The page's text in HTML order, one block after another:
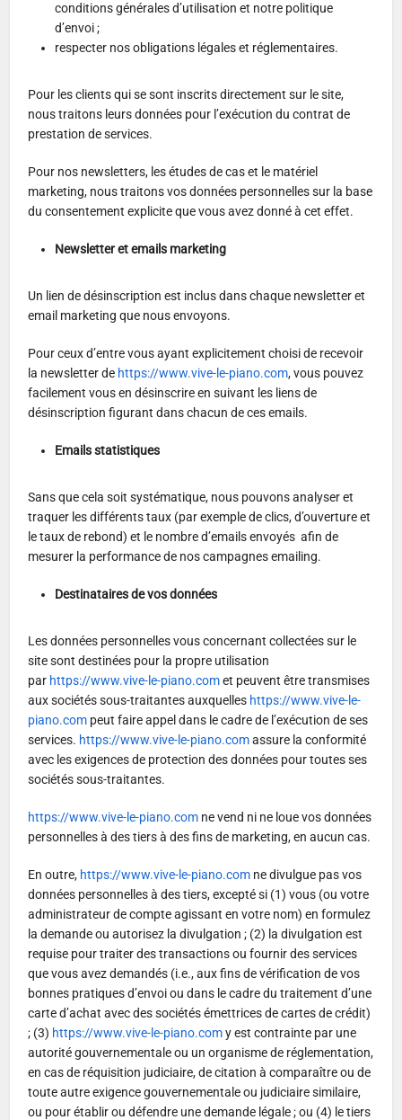
conditions générales d’utilisation et notre politique
d’envoi ;
respecter nos obligations légales et réglementaires.
Pour les clients qui se sont inscrits directement sur le site,
nous traitons leurs données pour l’exécution du contrat de
prestation de services.
Pour nos newsletters, les études de cas et le matériel
marketing, nous traitons vos données personnelles sur la base
du consentement explicite que vous avez donné à cet effet.
Newsletter et emails marketing
Un lien de désinscription est inclus dans chaque newsletter et
email marketing que nous envoyons.
Pour ceux d’entre vous ayant explicitement choisi de recevoir
la newsletter de https://www.vive-le-piano.com, vous pouvez
facilement vous en désinscrire en suivant les liens de
désinscription figurant dans chacun de ces emails.
Emails statistiques
Sans que cela soit systématique, nous pouvons analyser et
traquer les différents taux (par exemple de clics, d’ouverture et
le taux de rebond) et le nombre d’emails envoyés afin de
mesurer la performance de nos campagnes emailing.
Destinataires de vos données
Les données personnelles vous concernant collectées sur le
site sont destinées pour la propre utilisation
par https://www.vive-le-piano.comet peuvent être transmises
aux sociétés sous-traitantes auxquelles https://www.vive-le-
piano.com peut faire appel dans le cadre de l’exécution de ses
services. https://www.vive-le-piano.comassure la conformité
avec les exigences de protection des données pour toutes ses
sociétés sous-traitantes.
https://www.vive-le-piano.com ne vend ni ne loue vos données
personnelles à des tiers à des fins de marketing, en aucun cas.
En outre, https://www.vive-le-piano.com ne divulgue pas vos
données personnelles à des tiers, excepté si (1) vous (ou votre
administrateur de compte agissant en votre nom) en formulez
la demande ou autorisez la divulgation ; (2) la divulgation est
requise pour traiter des transactions ou fournir des services
que vous avez demandés (i.e., aux fins de vérification de vos
bonnes pratiques d’envoi ou dans le cadre du traitement d’une
carte d’achat avec des sociétés émettrices de cartes de crédit)
; (3) https://www.vive-le-piano.comy est contrainte par une
autorité gouvernementale ou un organisme de réglementation,
en cas de réquisition judiciaire, de citation à comparaître ou de
toute autre exigence gouvernementale ou judiciaire similaire,
ou pour établir ou défendre une demande légale ; ou (4) le tiers